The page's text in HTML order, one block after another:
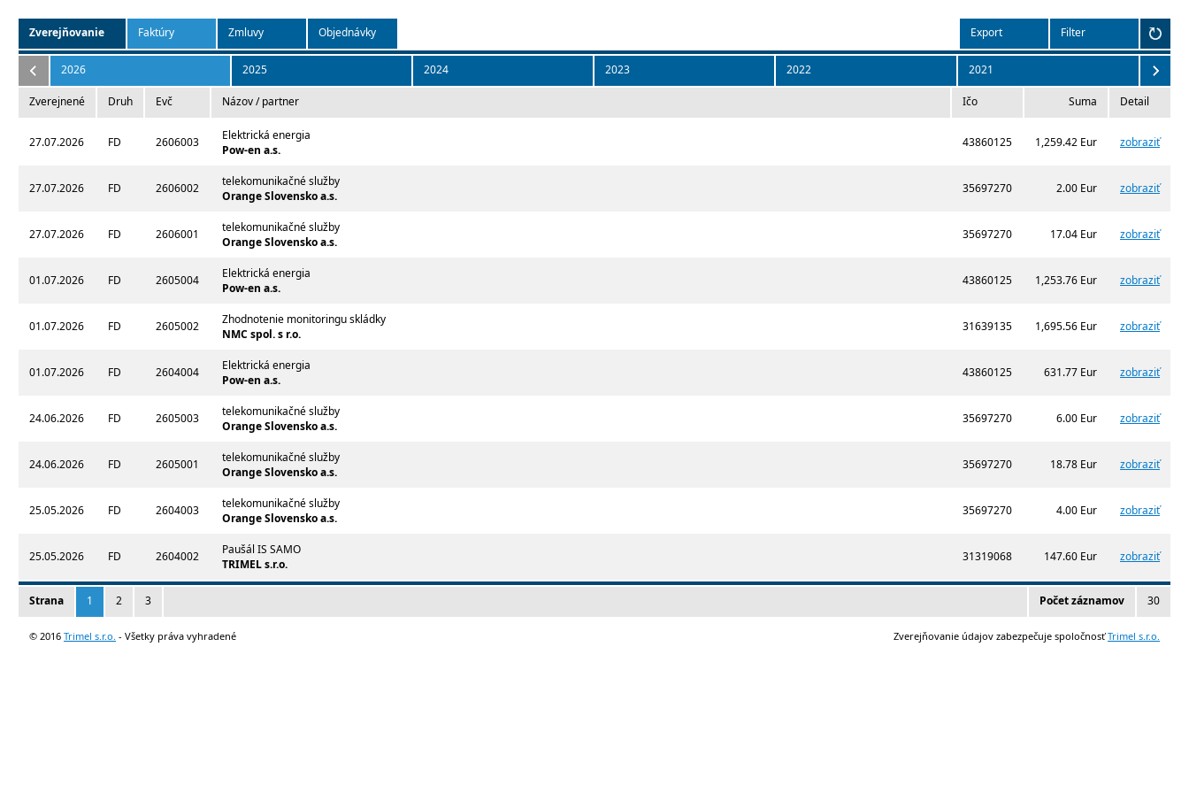
Zverejňovanie Faktúry Zmluvy Objednávky Export Filter
2026 2025 2024 2023 2022 2021
Zverejnené Druh Evč Názov / partner Ičo Suma Detail
27.07.2026 FD 2606003
Elektrická energia
Pow-en a.s.
43860125 1,259.42 Eur zobraziť
27.07.2026 FD 2606002
telekomunikačné služby
Orange Slovensko a.s.
35697270 2.00 Eur zobraziť
27.07.2026 FD 2606001
telekomunikačné služby
Orange Slovensko a.s.
35697270 17.04 Eur zobraziť
01.07.2026 FD 2605004
Elektrická energia
Pow-en a.s.
43860125 1,253.76 Eur zobraziť
01.07.2026 FD 2605002
Zhodnotenie monitoringu skládky
NMC spol. s r.o.
31639135 1,695.56 Eur zobraziť
01.07.2026 FD 2604004
Elektrická energia
Pow-en a.s.
43860125 631.77 Eur zobraziť
24.06.2026 FD 2605003
telekomunikačné služby
Orange Slovensko a.s.
35697270 6.00 Eur zobraziť
24.06.2026 FD 2605001
telekomunikačné služby
Orange Slovensko a.s.
35697270 18.78 Eur zobraziť
25.05.2026 FD 2604003
telekomunikačné služby
Orange Slovensko a.s.
35697270 4.00 Eur zobraziť
25.05.2026 FD 2604002
Paušál IS SAMO
TRIMEL s.r.o.
31319068 147.60 Eur zobraziť
Strana 1 2 3 Počet záznamov 30
© 2016 Trimel s.r.o. - Všetky práva vyhradené Zverejňovanie údajov zabezpečuje spoločnosťTrimel s.r.o.